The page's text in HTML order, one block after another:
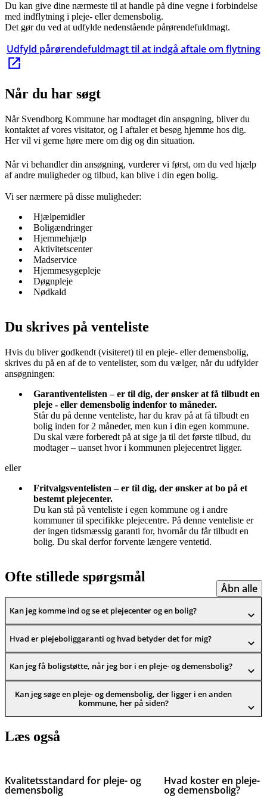
Du kan give dine nærmeste til at handle på dine vegne i forbindelse
med indflytning i pleje- eller demensbolig.
Det gør du ved at udfylde nedenstående pårørendefuldmagt.
Udfyld pårørendefuldmagt til at indgå aftale om flytning
Når du har søgt
Når Svendborg Kommune har modtaget din ansøgning, bliver du
kontaktet af vores visitator, og I aftaler et besøg hjemme hos dig.
Her vil vi gerne høre mere om dig og din situation.
Når vi behandler din ansøgning, vurderer vi først, om du ved hjælp
af andre muligheder og tilbud, kan blive i din egen bolig.
Vi ser nærmere på disse muligheder:
Hjælpemidler
Boligændringer
Hjemmehjælp
Aktivitetscenter
Madservice
Hjemmesygepleje
Døgnpleje
Nødkald
Du skrives på venteliste
Hvis du bliver godkendt (visiteret) til en pleje- eller demensbolig,
skrives du på en af de to ventelister, som du vælger, når du udfylder
ansøgningen:
Garantiventelisten – er til dig, der ønsker at få tilbudt en
pleje - eller demensbolig indenfor to måneder.
Står du på denne venteliste, har du krav på at få tilbudt en
bolig inden for 2 måneder, men kun i din egen kommune.
Du skal være forberedt på at sige ja til det første tilbud, du
modtager – uanset hvor i kommunen plejecentret ligger.
eller
Fritvalgsventelisten – er til dig, der ønsker at bo på et
bestemt plejecenter.
Du kan stå på venteliste i egen kommune og i andre
kommuner til specifikke plejecentre. På denne venteliste er
der ingen tidsmæssig garanti for, hvornår du får tilbudt en
bolig. Du skal derfor forvente længere ventetid.
Ofte stillede spørgsmål
Åbn alle
Kan jeg komme ind og se et plejecenter og en bolig?
Hvad er plejeboliggaranti og hvad betyder det for mig?
Kan jeg få boligstøtte, når jeg bor i en pleje- og demensbolig?
Kan jeg søge en pleje- og demensbolig, der ligger i en anden
kommune, her på siden?
Læs også
Kvalitetsstandard for pleje- og
demensbolig
Hvad koster en pleje-
og demensbolig?